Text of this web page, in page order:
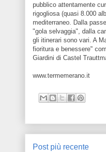
pubblico attentamente
rigogliosa (quasi 8.000
mediterraneo. Dalla
"gola selvaggia", dalla
gli itinerari sono vari. A
fioritura e benessere"
Giardini di Castel
www.termemerano.it
Post più recente